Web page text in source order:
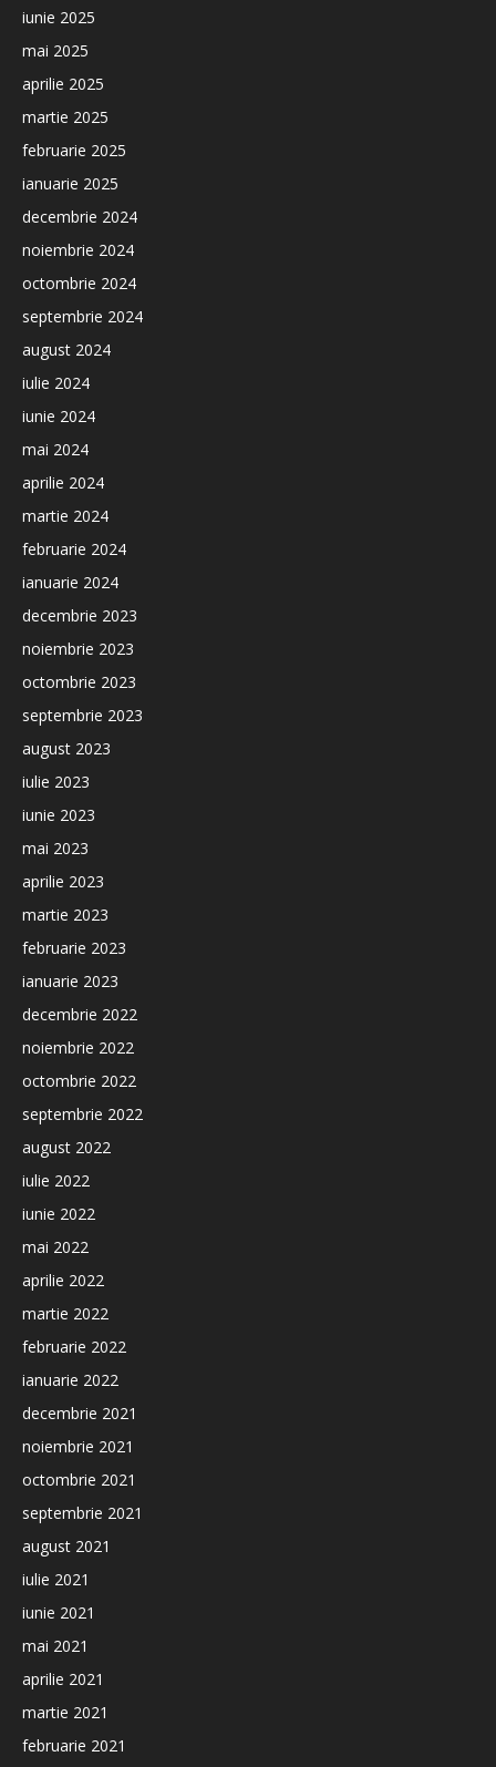
iunie 2025
mai 2025
aprilie 2025
martie 2025
februarie 2025
ianuarie 2025
decembrie 2024
noiembrie 2024
octombrie 2024
septembrie 2024
august 2024
iulie 2024
iunie 2024
mai 2024
aprilie 2024
martie 2024
februarie 2024
ianuarie 2024
decembrie 2023
noiembrie 2023
octombrie 2023
septembrie 2023
august 2023
iulie 2023
iunie 2023
mai 2023
aprilie 2023
martie 2023
februarie 2023
ianuarie 2023
decembrie 2022
noiembrie 2022
octombrie 2022
septembrie 2022
august 2022
iulie 2022
iunie 2022
mai 2022
aprilie 2022
martie 2022
februarie 2022
ianuarie 2022
decembrie 2021
noiembrie 2021
octombrie 2021
septembrie 2021
august 2021
iulie 2021
iunie 2021
mai 2021
aprilie 2021
martie 2021
februarie 2021